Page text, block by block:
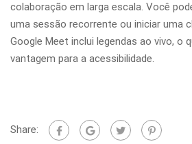
colaboração em larga escala. Você
uma sessão recorrente ou iniciar uma
Google Meet inclui legendas ao vivo, o
vantagem para a acessibilidade.
Share: